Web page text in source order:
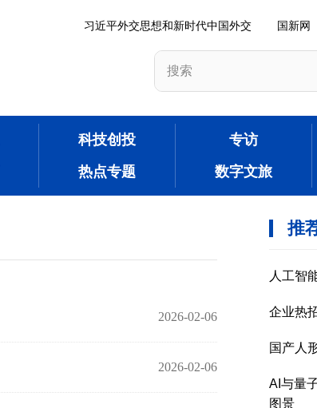
习近平外交思想和新时代中国外交 国新网
科技创投 专访
热点专题 数字文旅
2026-02-06
2026-02-06